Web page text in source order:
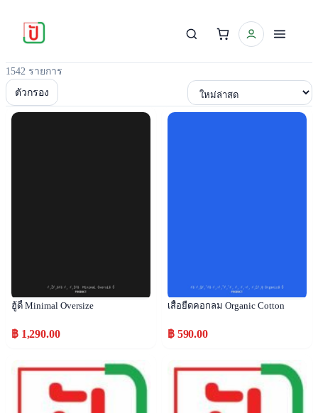
1542 รายการ
ตัวกรอง เรียงตาม
ฮู้ดี้ Minimal Oversize
฿ 1,290.00
เสื้อยืดคอกลม Organic Cotton
฿ 590.00
Popular Popular